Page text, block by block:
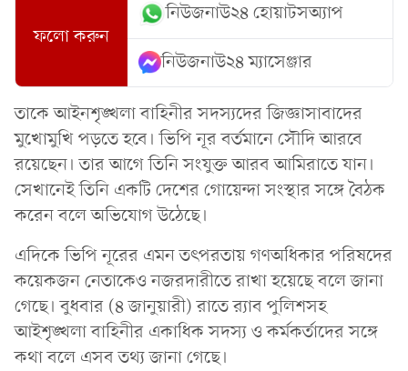
ফলো করুন
নিউজনাউ২৪ হোয়াটসঅ্যাপ
নিউজনাউ২৪ ম্যাসেঞ্জার
তাকে আইনশৃঙ্খলা বাহিনীর সদস্যদের জিজ্ঞাসাবাদের
মুখোমুখি পড়তে হবে। ভিপি নূর বর্তমানে সৌদি আরবে
রয়েছেন। তার আগে তিনি সংযুক্ত আরব আমিরাতে যান।
সেখানেই তিনি একটি দেশের গোয়েন্দা সংস্থার সঙ্গে বৈঠক
করেন বলে অভিযোগ উঠেছে।
এদিকে ভিপি নূরের এমন তৎপরতায় গণঅধিকার পরিষদের
কয়েকজন নেতাকেও নজরদারীতে রাখা হয়েছে বলে জানা
গেছে। বুধবার (৪ জানুয়ারী) রাতে র‌্যাব পুলিশসহ
আইশৃঙ্খলা বাহিনীর একাধিক সদস্য ও কর্মকর্তাদের সঙ্গে
কথা বলে এসব তথ্য জানা গেছে।